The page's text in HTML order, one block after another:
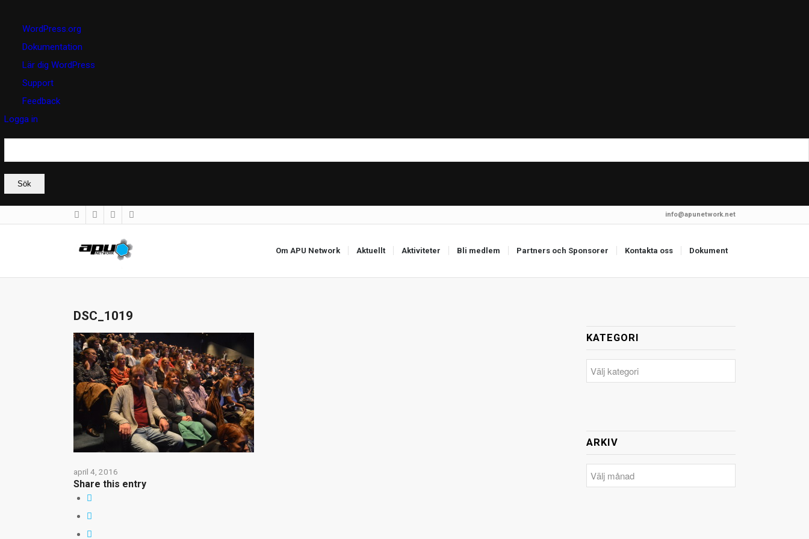
WordPress
WordPress.org
Dokumentation
Lär dig WordPress
Support
Feedback
Logga in
Sök
info@apunetwork.net
Om APU Network Aktuellt Aktiviteter Bli medlem Partners och Sponsorer Kontakta oss Dokument
DSC_1019
april 4, 2016
Share this entry
KATEGORI
ARKIV